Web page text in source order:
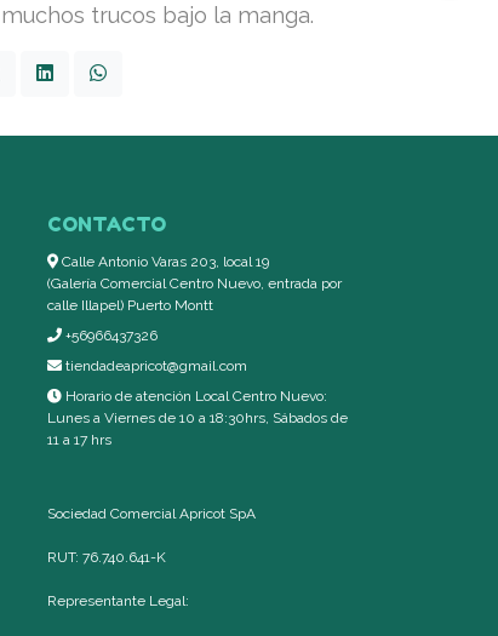
trucos bajo la manga.
CONTACTO
Calle Antonio Varas 203, local 19
(Galería Comercial Centro Nuevo, entrada por
calle Illapel) Puerto Montt
+56966437326
tiendadeapricot@gmail.com
Horario de atención Local Centro Nuevo:
Lunes a Viernes de 10 a 18:30hrs, Sábados de
11 a 17 hrs
Sociedad Comercial Apricot SpA
RUT: 76.740.641-K
Representante Legal: